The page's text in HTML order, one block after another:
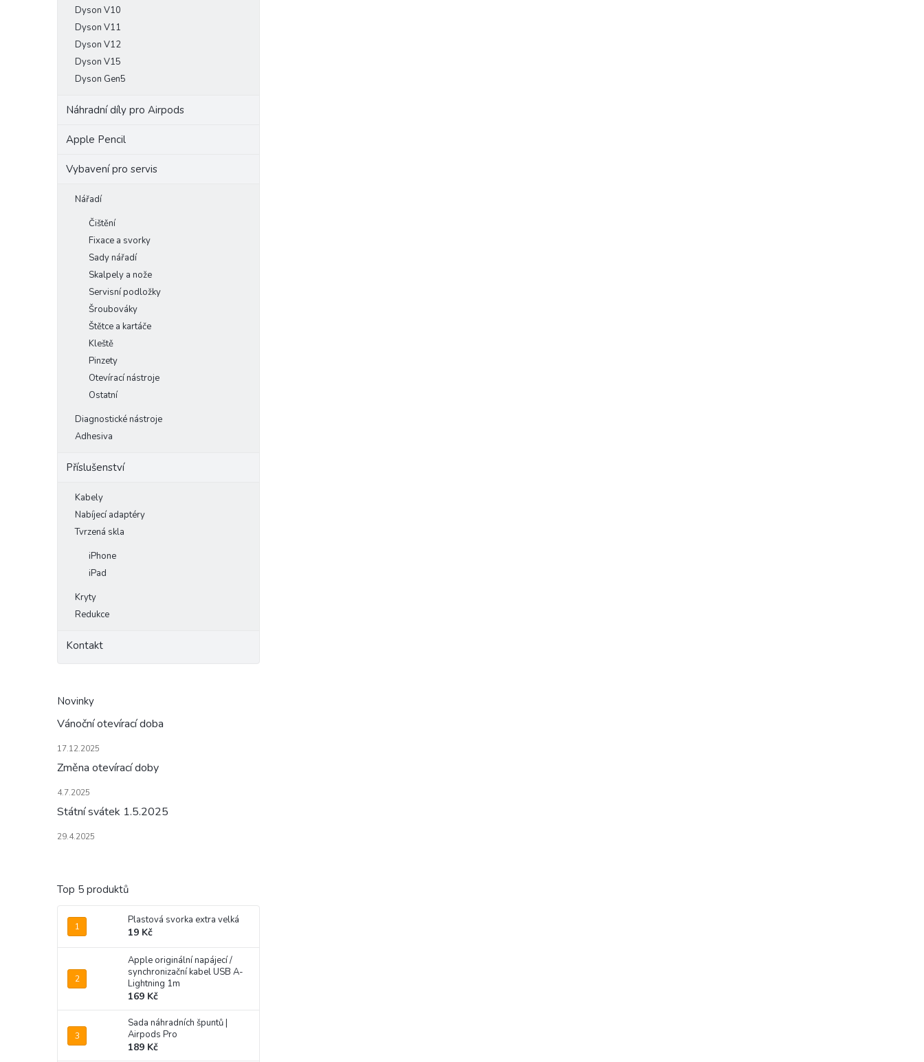
Dyson V10
Dyson V11
Dyson V12
Dyson V15
Dyson Gen5
Náhradní díly pro Airpods
Apple Pencil
Vybavení pro servis
Nářadí
Čištění
Fixace a svorky
Sady nářadí
Skalpely a nože
Servisní podložky
Šroubováky
Štětce a kartáče
Kleště
Pinzety
Otevírací nástroje
Ostatní
Diagnostické nástroje
Adhesiva
Příslušenství
Kabely
Nabíjecí adaptéry
Tvrzená skla
iPhone
iPad
Kryty
Redukce
Kontakt
Novinky
Vánoční otevírací doba
17.12.2025
Změna otevírací doby
4.7.2025
Státní svátek 1.5.2025
29.4.2025
Top 5 produktů
Plastová svorka extra velká
19 Kč
Apple originální napájecí /
synchronizační kabel USB A-
Lightning 1m
169 Kč
Sada náhradních špuntů |
Airpods Pro
189 Kč